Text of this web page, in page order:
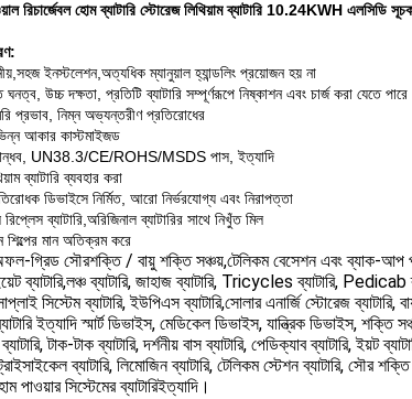
রিচার্জেবল হোম ব্যাটারি স্টোরেজ লিথিয়াম ব্যাটারি 10.24KWH এলসিডি
ইনস্টলেশন,অত্যধিক ম্যানুয়াল হ্যান্ডলিং প্রয়োজন হয় না
উচ্চ দক্ষতা, প্রতিটি ব্যাটারি সম্পূর্ণরূপে নিষ্কাশন এবং চার্জ করা যেতে পারে
প্রভাব, নিম্ন অভ্যন্তরীণ প্রতিরোধের
আকার কাস্টমাইজড
UN38.3/CE/ROHS/MSDS পাস, ইত্যাদি
ব্যাটারি ব্যবহার করা
ডিভাইসে নির্মিত, আরো নির্ভরযোগ্য এবং নিরাপত্তা
ব্যাটারি,অরিজিনাল ব্যাটারির সাথে নিখুঁত মিল
শিল্পের মান অতিক্রম করে
গ্রিড সৌরশক্তি / বায়ু শক্তি সঞ্চয়,টেলিকম বেসেশন এবং ব্যাক-আপ
ব্যাটারি,লঞ্চ ব্যাটারি, জাহাজ ব্যাটারি, Tricycles ব্যাটারি, Pedicab
সিস্টেম ব্যাটারি, ইউপিএস ব্যাটারি,সোলার এনার্জি স্টোরেজ
ইত্যাদি স্মার্ট ডিভাইস, মেডিকেল ডিভাইস, যান্ত্রিক ডিভাইস, শক্তি
টাক-টাক ব্যাটারি, দর্শনীয় বাস ব্যাটারি, পেডিক্যাব ব্যাটারি, ইয়ট
ট্রাইসাইকেল ব্যাটারি, লিমোজিন ব্যাটারি, টেলিকম স্টেশন ব্যাটারি, সৌর
পাওয়ার সিস্টেমের ব্যাটারিইত্যাদি।